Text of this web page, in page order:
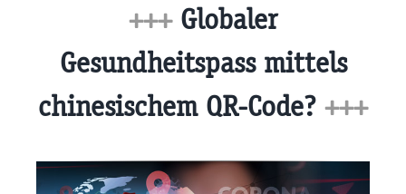
+++Globaler
Gesundheitspass mittels
chinesischem QR-Code? +++